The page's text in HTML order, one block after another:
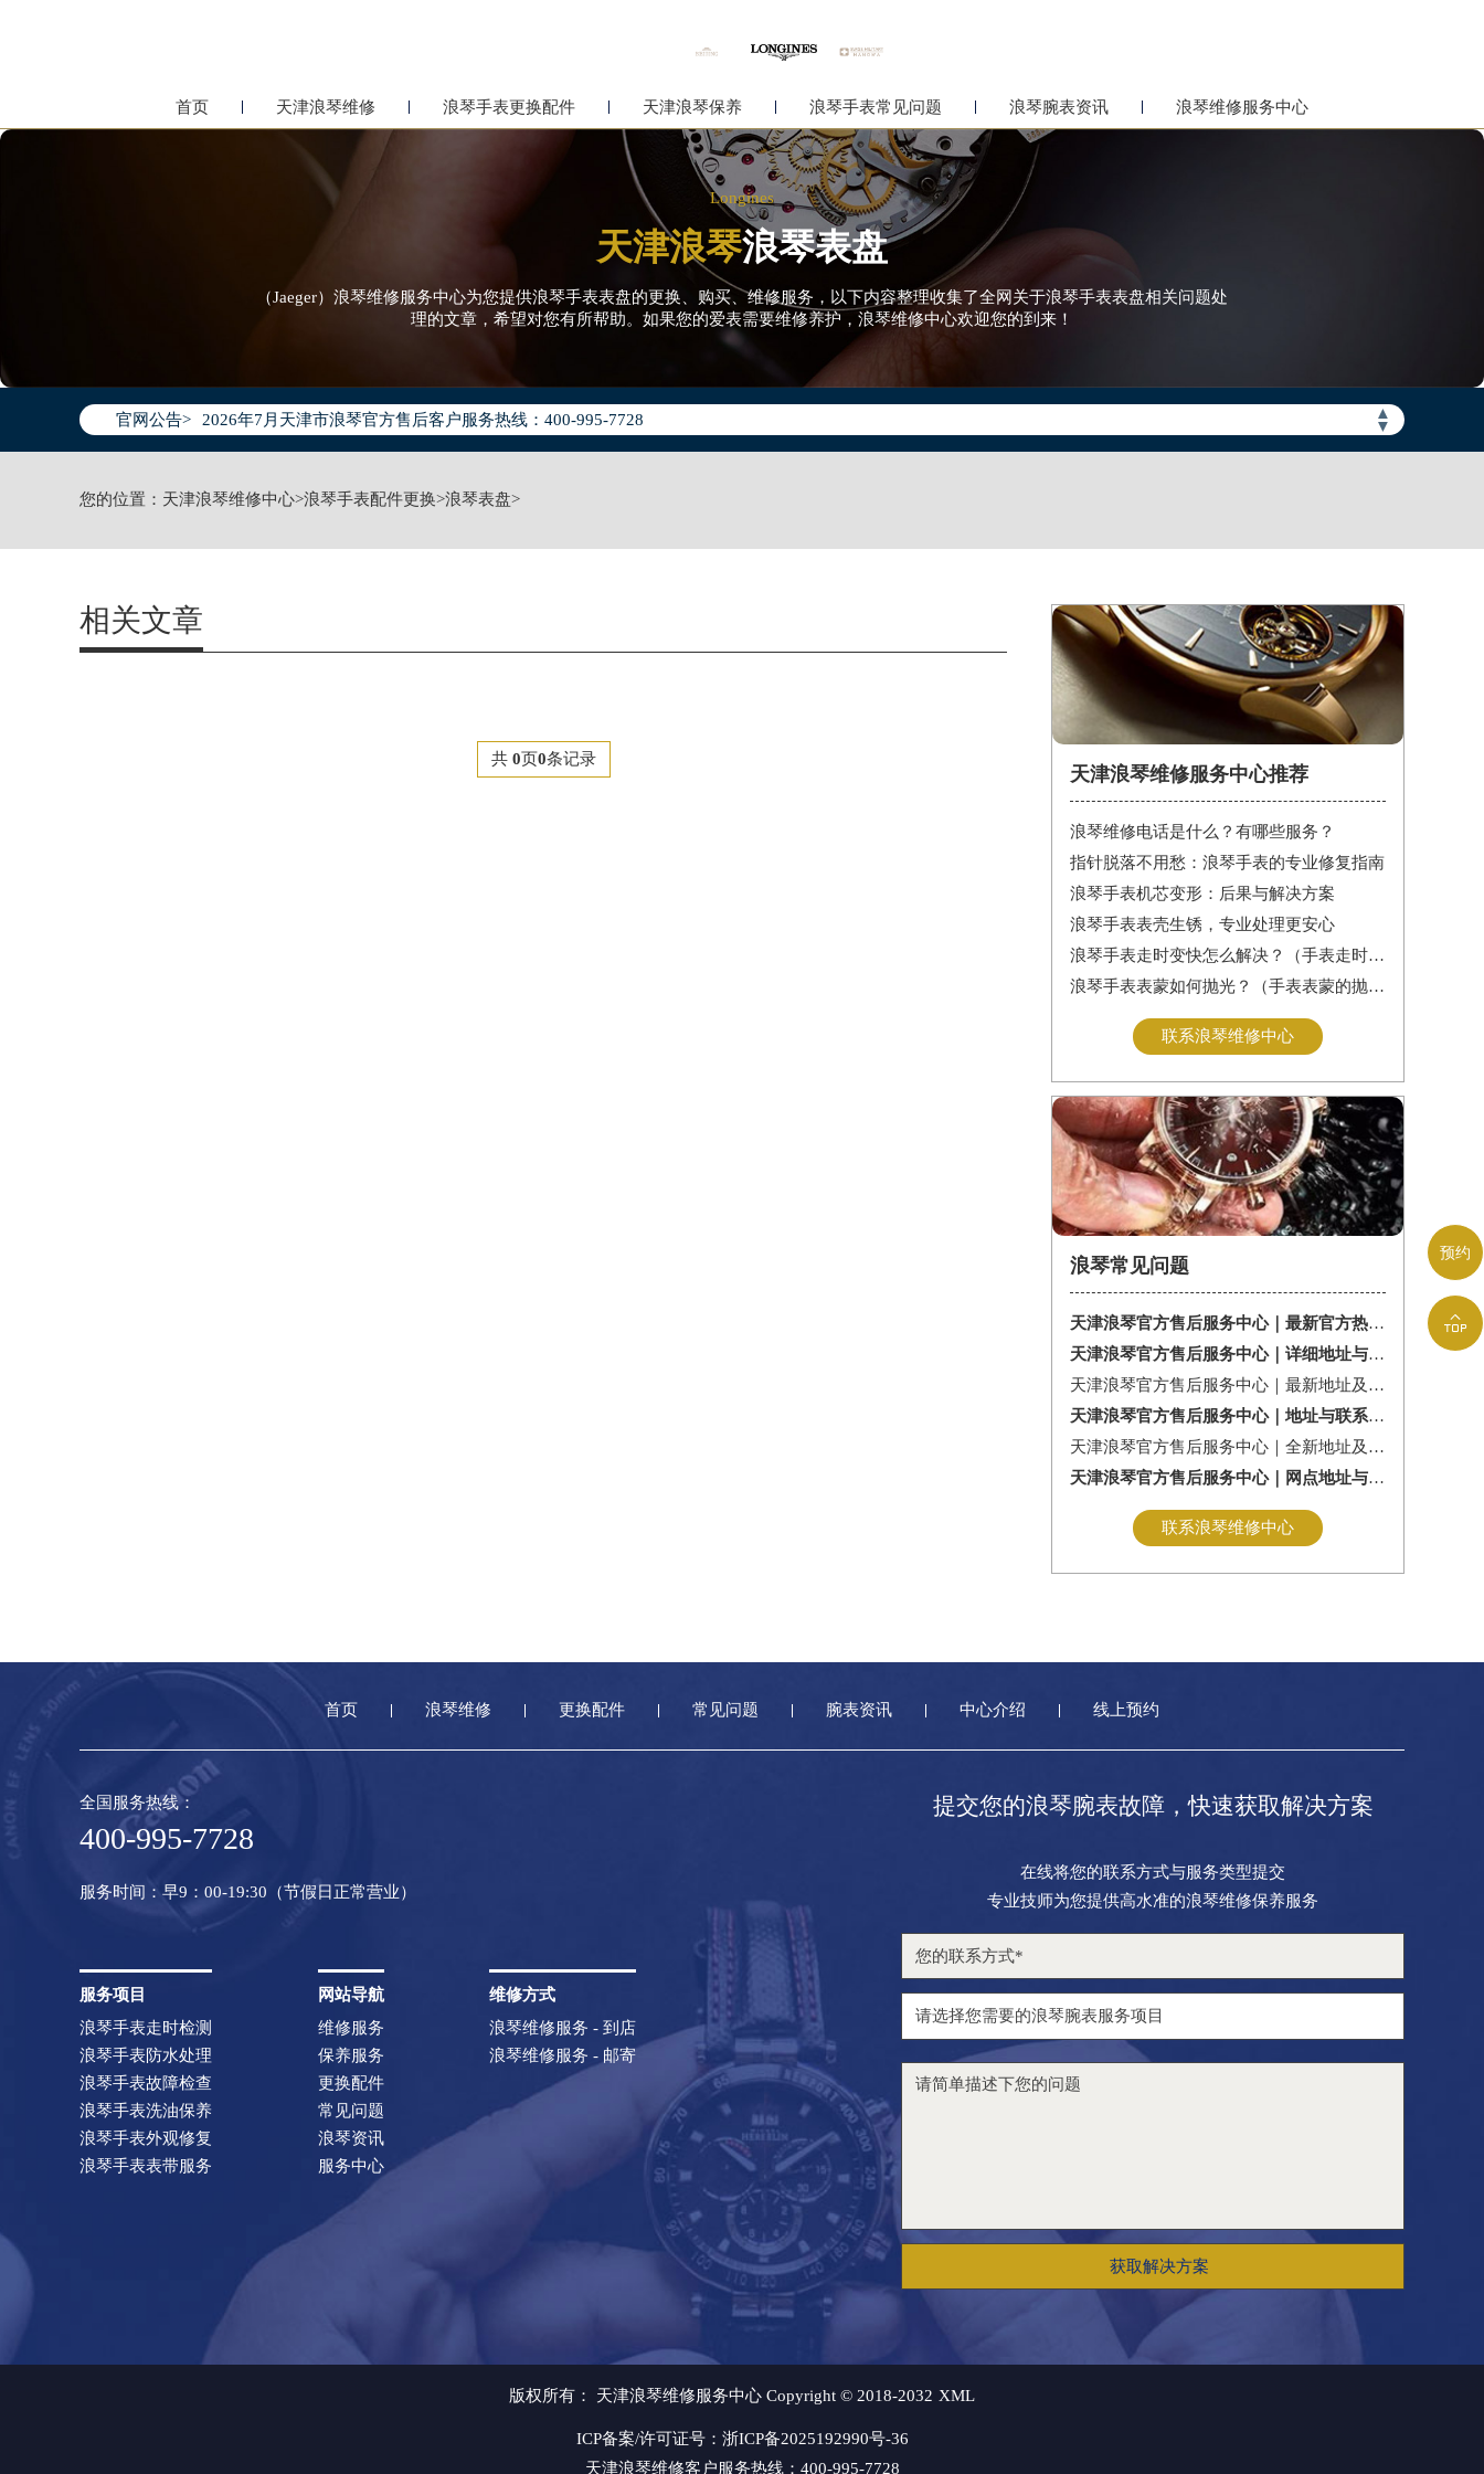
首页 天津浪琴维修 浪琴手表更换配件 天津浪琴保养 浪琴手表常见问题 浪琴腕表资讯 浪琴维修服务中心
Longines
天津浪琴浪琴表盘
（Jaeger）浪琴维修服务中心为您提供浪琴手表表盘的更换、购买、维修服务，以下内容整理收集了全网关于浪琴手表表盘相关问题处
理的文章，希望对您有所帮助。如果您的爱表需要维修养护，浪琴维修中心欢迎您的到来！
官网公告> ▲
▼
2026年7月浪琴天津市售后服务网络优化升级公告
2026年7月天津市浪琴官方售后客户服务热线：400-995-7728
2026年7月浪琴售后服务中心最新网点地址：
天津市和平区赤峰道136号天津国际金融中心26层2603室浪琴售后服务中心（需提前预约）
您的位置： 天津浪琴维修中心>浪琴手表配件更换>浪琴表盘>
相关文章
共 0页0条记录
天津浪琴维修服务中心推荐
浪琴维修电话是什么？有哪些服务？
指针脱落不用愁：浪琴手表的专业修复指南
浪琴手表机芯变形：后果与解决方案
浪琴手表表壳生锈，专业处理更安心
浪琴手表走时变快怎么解决？（手表走时变快的解决方法）
浪琴手表表蒙如何抛光？（手表表蒙的抛光方法）
联系浪琴维修中心
浪琴常见问题
天津浪琴官方售后服务中心｜最新官方热线及维修地址权威信息通告（2026年7月最新）
天津浪琴官方售后服务中心｜详细地址与售后服务电话权威信息公告（2026年7月最新）
天津浪琴官方售后服务中心｜最新地址及官方售后热线权威信息公告（2026年7月最新）
天津浪琴官方售后服务中心｜地址与联系电话权威信息公告（2026年7月最新）
天津浪琴官方售后服务中心｜全新地址及服务热线权威信息公示（2026年7月最新）
天津浪琴官方售后服务中心｜网点地址与服务热线权威信息公示（2026年7月最新）
联系浪琴维修中心
首页 浪琴维修 更换配件 常见问题 腕表资讯 中心介绍 线上预约
提交您的浪琴腕表故障，快速获取解决方案
在线将您的联系方式与服务类型提交
专业技师为您提供高水准的浪琴维修保养服务
获取解决方案
全国服务热线：
400-995-7728
服务时间：早9：00-19:30（节假日正常营业）
服务项目
浪琴手表走时检测
浪琴手表防水处理
浪琴手表故障检查
浪琴手表洗油保养
浪琴手表外观修复
浪琴手表表带服务
网站导航
维修服务
保养服务
更换配件
常见问题
浪琴资讯
服务中心
维修方式
浪琴维修服务 - 到店
浪琴维修服务 - 邮寄
版权所有： 天津浪琴维修服务中心 Copyright © 2018-2032 XML
ICP备案/许可证号：浙ICP备2025192990号-36
天津浪琴维修客户服务热线：400-995-7728
预约
